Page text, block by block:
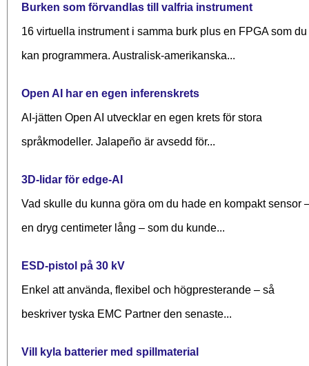
Burken som förvandlas till valfria instrument
16 virtuella instrument i samma burk plus en FPGA som du
kan programmera. Australisk-amerikanska...
Open AI har en egen inferenskrets
AI-jätten Open AI utvecklar en egen krets för stora
språkmodeller. Jalapeño är avsedd för...
3D-lidar för edge-AI
Vad skulle du kunna göra om du hade en kompakt sensor
en dryg centimeter lång – som du kunde...
ESD-pistol på 30 kV
Enkel att använda, flexibel och högpresterande – så
beskriver tyska EMC Partner den senaste...
Vill kyla batterier med spillmaterial